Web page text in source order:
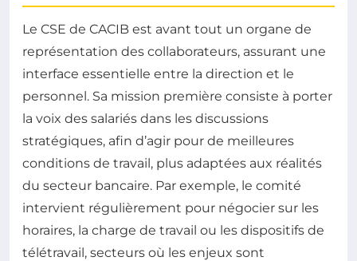
Le CSE de CACIB est avant tout un organe de
représentation des collaborateurs, assurant une
interface essentielle entre la direction et le
personnel. Sa mission première consiste à porter
la voix des salariés dans les discussions
stratégiques, afin d’agir pour de meilleures
conditions de travail, plus adaptées aux réalités
du secteur bancaire. Par exemple, le comité
intervient régulièrement pour négocier sur les
horaires, la charge de travail ou les dispositifs de
télétravail, secteurs où les enjeux sont